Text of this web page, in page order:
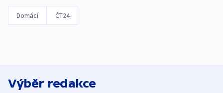
Domácí ČT24
Výběr redakce